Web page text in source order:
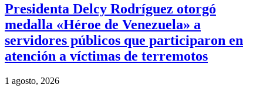
Presidenta Delcy Rodríguez otorgó
medalla «Héroe de Venezuela» a
servidores públicos que participaron en
atención a víctimas de terremotos
1 agosto, 2026